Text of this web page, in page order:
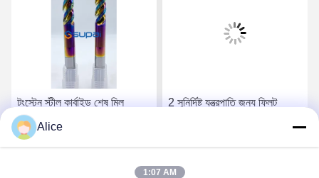
টংস্টেন স্টীল কার্বাইড শেষ মিল
পরিবর্তনশীল শ্যাঙ্ক ব্যাসার্ধ এবং কাটা
দিক সঙ্গে
2 সুনির্দিষ্ট যন্ত্রপাতি জন্য ফ্লিট
Alice
1:07 AM